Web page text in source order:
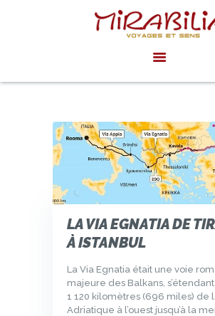
MIRABILIA VOYAGES
ACCUEIL
INSPIRATIONS
ACTUALITÉS
EXPÉRIENCES
PRIVÉES SUR
LA VIA EGNATIA DE
À ISTANBUL
La Via Egnatia était une voie
majeure des Balkans,
1 120 kilomètres (696 miles) de
Adriatique à l’ouest jusqu’à la